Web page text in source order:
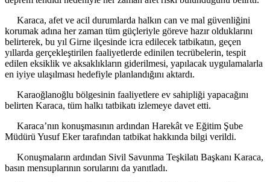
Karaca, afet ve acil durumlarda halkın can ve mal güvenliğini
korumak adına her zaman tüm güçleriyle göreve hazır olduklarını
belirterek, bu yıl Girne ilçesinde icra edilecek tatbikatın, geçen
yıllarda gerçekleştirilen faaliyetlerde edinilen tecrübelerin, tespit
edilen eksiklik ve aksaklıkların giderilmesi, yapılacak uygulamalarla
en iyiye ulaşılması hedefiyle planlandığını aktardı.
Karaoğlanoğlu bölgesinin faaliyetlere ev sahipliği yapacağını
belirten Karaca, tüm halkı tatbikatı izlemeye davet etti.
Karaca’nın konuşmasının ardından Harekât ve Eğitim Şube
Müdürü Yusuf Eker tarafından tatbikat hakkında bilgi verildi.
Konuşmaların ardından Sivil Savunma Teşkilatı Başkanı Karaca,
basın mensuplarının sorularını da yanıtladı.